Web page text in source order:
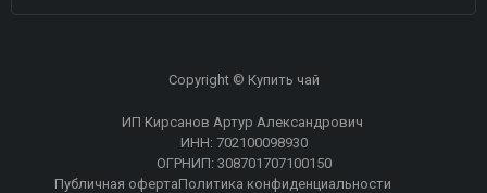
Copyright © Купить чай
ИП Кирсанов Артур Александрович
ИНН: 702100098930
ОГРНИП: 308701707100150
Публичная офертаПолитика конфиденциальности